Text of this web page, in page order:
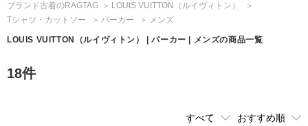
ト
ブランド古着のRAGTAG LOUIS VUITTON
（ルイヴィトン）
Tシャツ・カットソー
パーカー メンズ
LOUIS VUITTON （ルイヴィトン） | パーカー | メンズの商品一覧
18件